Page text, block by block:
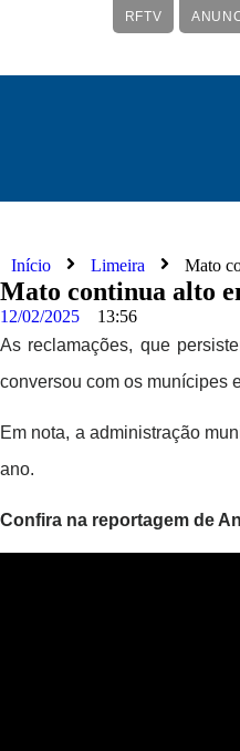
RFTV
Início Limeira Mato
Mato continua alto
12/02/2025
13:56
As reclamações, que
conversou com os munícipes
Em nota, a administração
ano.
Confira na reportagem de